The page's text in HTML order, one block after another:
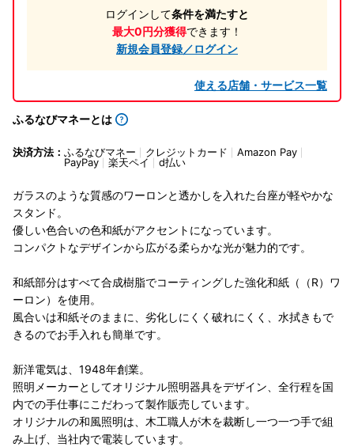
ログインして条件を満たすと
最大0円分獲得できます！
新規会員登録／ログイン
使える店舗・サービス一覧
ふるなびマネーとは
決済方法： ふるなびマネー クレジットカード
Amazon Pay
PayPay
楽天ペイ d払い
ガラスのような質感のワーロンと透かしを入れた台座が軽やかな
スタンド。
優しい色合いの色和紙がアクセントになっています。
コンパクトなデザインから広がる柔らかな光が魅力的です。
和紙部分はすべて合成樹脂でコーティングした強化和紙（（R）ワ
ーロン）を使用。
風合いは和紙そのままに、劣化しにくく破れにくく、水拭きもで
きるのでお手入れも簡単です。
新洋電気は、1948年創業。
照明メーカーとしてオリジナル照明器具をデザイン、全行程を国
内での手仕事にこだわって製作販売しています。
オリジナルの和風照明は、木工職人が木を裁断し一つ一つ手で組
み上げ、当社内で電装しています。